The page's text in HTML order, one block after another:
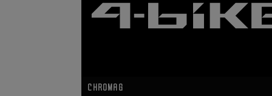
CHROMAG